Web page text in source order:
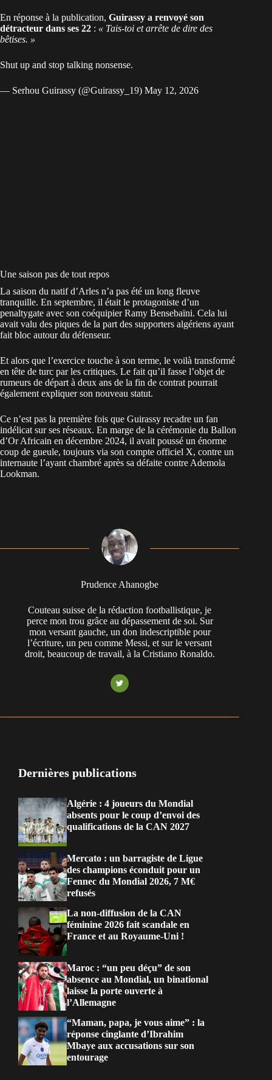
En réponse à la publication, Guirassy a renvoyé son
détracteur dans ses 22 : « Tais-toi et arrête de dire des
bêtises. »
Shut up and stop talking nonsense.
— Serhou Guirassy (@Guirassy_19) May 12, 2026
Une saison pas de tout repos
La saison du natif d’Arles n’a pas été un long fleuve
tranquille. En septembre, il était le protagoniste d’un
penaltygate avec son coéquipier Ramy Bensebaïni. Cela lui
avait valu des piques de la part des supporters algériens ayant
fait bloc autour du défenseur.
Et alors que l’exercice touche à son terme, le voilà transformé
en tête de turc par les critiques. Le fait qu’il fasse l’objet de
rumeurs de départ à deux ans de la fin de contrat pourrait
également expliquer son nouveau statut.
Ce n’est pas la première fois que Guirassy recadre un fan
indélicat sur ses réseaux. En marge de la cérémonie du Ballon
d’Or Africain en décembre 2024, il avait poussé un énorme
coup de gueule, toujours via son compte officiel X, contre un
internaute l’ayant chambré après sa défaite contre Ademola
Lookman.
Prudence Ahanogbe
Couteau suisse de la rédaction footballistique, je
perce mon trou grâce au dépassement de soi. Sur
mon versant gauche, un don indescriptible pour
l’écriture, un peu comme Messi, et sur le versant
droit, beaucoup de travail, à la Cristiano Ronaldo.
Dernières publications
Algérie : 4 joueurs du Mondial
absents pour le coup d’envoi des
qualifications de la CAN 2027
Mercato : un barragiste de Ligue
des champions éconduit pour un
Fennec du Mondial 2026, 7 M€
refusés
La non-diffusion de la CAN
féminine 2026 fait scandale en
France et au Royaume-Uni !
Maroc : “un peu déçu” de son
absence au Mondial, un binational
laisse la porte ouverte à
l’Allemagne
“Maman, papa, je vous aime” : la
réponse cinglante d’Ibrahim
Mbaye aux accusations sur son
entourage